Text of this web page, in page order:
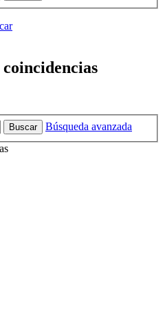
Buscar
Búsqueda avanzada